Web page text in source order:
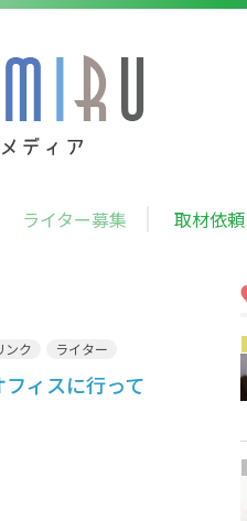
ライター募集 取材依頼
ンク ライター
フィスに行って